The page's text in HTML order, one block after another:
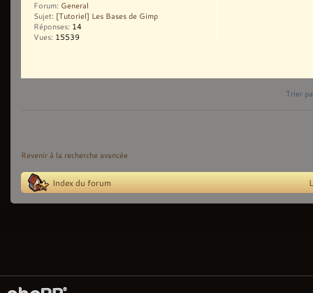
Forum: General
Sujet: [Tutoriel] Les Bases de Gimp
Réponses: 14
Vues: 15539
Trier
Revenir à la recherche avancée
Index du forum